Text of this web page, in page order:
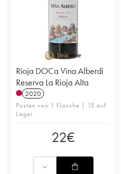
Rioja DOCa Vina Alberdi
Reserva La Rioja Alta
2020
Posten von 1 Flasche | 15 auf
Lager
22€